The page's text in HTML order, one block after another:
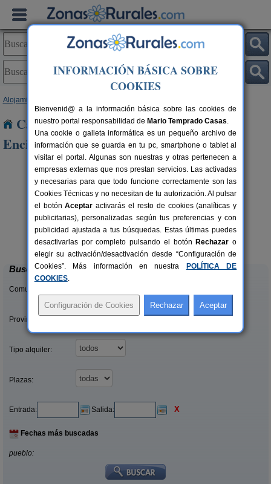
Alojamientos
Casas Rurales cerca de Puerto de La
Encina
12+3 pers.
desde35 €
Alojamiento Rural La Sentencia
Ecija (Sevilla)
Buscar
Comunidades:
Provincias/Islas:
Tipo alquiler:
Plazas:
Entrada: Salida: X
Fechas más buscadas
pueblo:
INFORMACIÓN BÁSICA SOBRE
COOKIES
Bienvenid@ a la información básica sobre las cookies de
nuestro portal responsabilidad de Mario Temprado Casas.
Una cookie o galleta informática es un pequeño archivo de
información que se guarda en tu pc, smartphone o tablet al
visitar el portal. Algunas son nuestras y otras pertenecen a
empresas externas que nos prestan servicios. Las activadas
y necesarias para que todo funcione correctamente son las
Cookies Técnicas y no necesitan de tu autorización. Al pulsar
el botónAceptar activarás el resto de cookies (analíticas y
publicitarias), personalizadas según tus preferencias y con
publicidad ajustada a tus búsquedas. Estas últimas puedes
desactivarlas por completo pulsando el botón Rechazar o
elegir su activación/desactivación desde “Configuración de
Cookies”. Más información en nuestra
POLÍTICA DE
COOKIES.